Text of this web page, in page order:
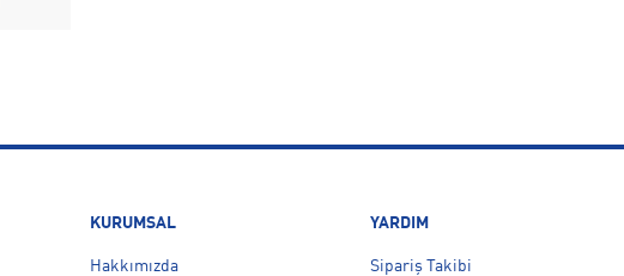
KURUMSAL
Hakkımızda
YARDIM
Sipariş Takibi